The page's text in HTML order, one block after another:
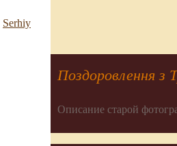
Serhiy
Поздоровлення з
Описание старой